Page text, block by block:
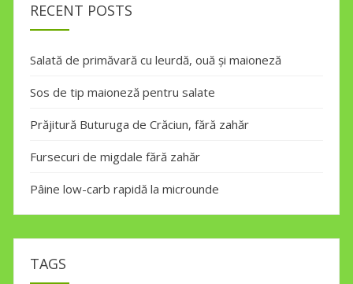
RECENT POSTS
Salată de primăvară cu leurdă, ouă și maioneză
Sos de tip maioneză pentru salate
Prăjitură Buturuga de Crăciun, fără zahăr
Fursecuri de migdale fără zahăr
Pâine low-carb rapidă la microunde
TAGS